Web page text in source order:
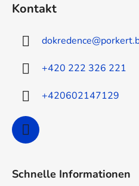
Kontakt
dokredence@
+420 222 326 221
+420602147129
Schnelle Informationen